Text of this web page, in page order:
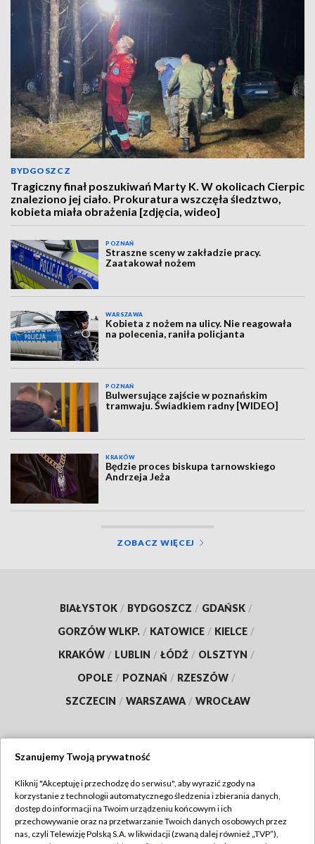
BYDGOSZCZ
Tragiczny finał poszukiwań Marty K. W okolicach Cierpic
znaleziono jej ciało. Prokuratura wszczęła śledztwo,
kobieta miała obrażenia [zdjęcia, wideo]
POZNAŃ
Straszne sceny w zakładzie pracy.
Zaatakował nożem
WARSZAWA
Kobieta z nożem na ulicy. Nie reagowała
na polecenia, raniła policjanta
POZNAŃ
Bulwersujące zajście w poznańskim
tramwaju. Świadkiem radny [WIDEO]
KRAKÓW
Będzie proces biskupa tarnowskiego
Andrzeja Jeża
ZOBACZ WIĘCEJ
BIAŁYSTOK / BYDGOSZCZ / GDAŃSK /
GORZÓW WLKP. / KATOWICE / KIELCE /
KRAKÓW / LUBLIN / ŁÓDŹ / OLSZTYN /
OPOLE / POZNAŃ / RZESZÓW /
SZCZECIN / WARSZAWA / WROCŁAW
TVP
Abonament TVP
Regulamin TVP
Szanujemy Twoją prywatność
Kliknij "Akceptuję i przechodzę do serwisu", aby wyrazić zgody na
korzystanie z technologii automatycznego śledzenia i zbierania danych,
dostęp do informacji na Twoim urządzeniu końcowym i ich
przechowywanie oraz na przetwarzanie Twoich danych osobowych przez
nas, czyli Telewizję Polską S.A. w likwidacji (zwaną dalej również „TVP”),